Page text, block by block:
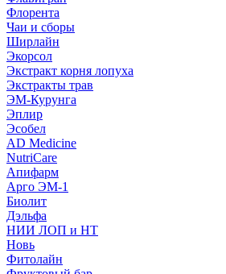
Флорента
Чаи и сборы
Ширлайн
Экорсол
Экстракт корня лопуха
Экстракты трав
ЭМ-Курунга
Эплир
Эсобел
AD Medicine
NutriCare
Апифарм
Арго ЭМ-1
Биолит
Дэльфа
НИИ ЛОП и НТ
Новь
Фитолайн